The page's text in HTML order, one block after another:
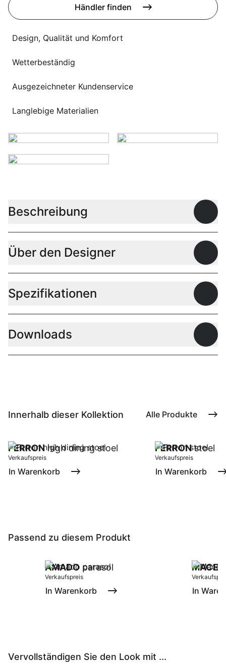
Uber uns
Händler finden
Design, Qualität und Komfort
Wetterbeständig
Ausgezeichneter Kundenservice
Langlebige Materialien
Beschreibung
Über den Designer
Spezifikationen
Downloads
Innerhalb dieser Kollektion Alle Produkte
FERRONhigh dining stoel
Verkaufspreis
In Warenkorb
FERRONstoel
Verkaufspreis
In Warenkorb
Passend zu diesem Produkt
AMADOparasol
Verkaufspreis
In Warenkorb
MACE
In
Vervollständigen Sie den Look mit ...